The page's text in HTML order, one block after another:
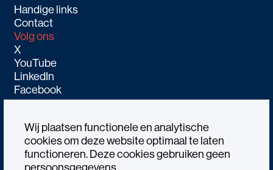
Wij plaatsen functionele en analytische
cookies om deze website optimaal te laten
functioneren. Deze cookies gebruiken geen
persoonsgegevens.
Handige links
Contact
Volg ons
X
YouTube
LinkedIn
Facebook
Alle rechtenvoorbehouden OML © 2026